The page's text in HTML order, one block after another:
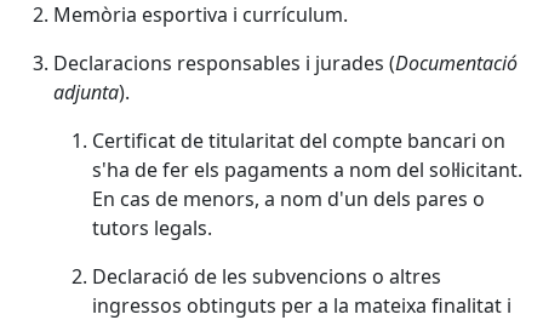
Memòria esportiva i currículum.
Declaracions responsables i jurades (Documentació
adjunta).
Certificat de titularitat del compte bancari on
s'ha de fer els pagaments a nom del sol·licitant.
En cas de menors, a nom d'un dels pares o
tutors legals.
Declaració de les subvencions o altres
ingressos obtinguts per a la mateixa finalitat i